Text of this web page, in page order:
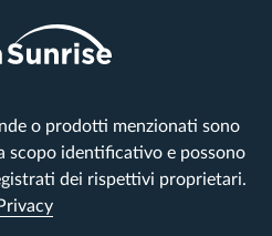
o prodotti menzionati sono
scopo identificativo e possono
dei rispettivi proprietari.
Privacy